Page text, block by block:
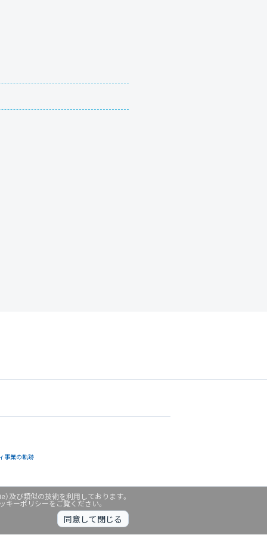
及び類似の技術を利用しております。
キーポリシーをご覧ください。
同意して閉じる
事業の軌跡